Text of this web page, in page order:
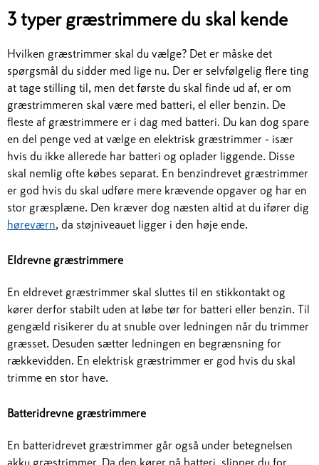
3 typer græstrimmere du skal kende
Hvilken græstrimmer skal du vælge? Det er måske det
spørgsmål du sidder med lige nu. Der er selvfølgelig flere ting
at tage stilling til, men det første du skal finde ud af, er om
græstrimmeren skal være med batteri, el eller benzin. De
fleste af græstrimmere er i dag med batteri. Du kan dog spare
en del penge ved at vælge en elektrisk græstrimmer - især
hvis du ikke allerede har batteri og oplader liggende. Disse
skal nemlig ofte købes separat. En benzindrevet græstrimmer
er god hvis du skal udføre mere krævende opgaver og har en
stor græsplæne. Den kræver dog næsten altid at du ifører dig
høreværn , da støjniveauet ligger i den høje ende.
Eldrevne græstrimmere
En eldrevet græstrimmer skal sluttes til en stikkontakt og
kører derfor stabilt uden at løbe tør for batteri eller benzin. Til
gengæld risikerer du at snuble over ledningen når du trimmer
græsset. Desuden sætter ledningen en begrænsning for
rækkevidden. En elektrisk græstrimmer er god hvis du skal
trimme en stor have.
Batteridrevne græstrimmere
En batteridrevet græstrimmer går også under betegnelsen
akku græstrimmer. Da den kører på batteri, slipper du for